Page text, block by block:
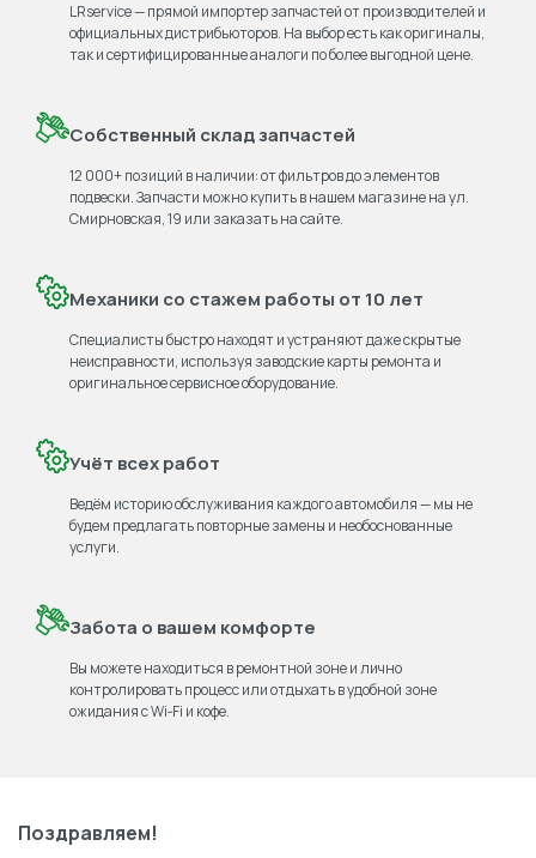
LRservice — прямой импортер запчастей от производителей и
официальных дистрибьюторов. На выбор есть как оригиналы,
так и сертифицированные аналоги по более выгодной цене.
Собственный склад запчастей
12 000+ позиций в наличии: от фильтров до элементов
подвески. Запчасти можно купить в нашем магазине на ул.
Смирновская, 19 или заказать на сайте.
Механики со стажем работы от 10 лет
Специалисты быстро находят и устраняют даже скрытые
неисправности, используя заводские карты ремонта и
оригинальное сервисное оборудование.
Учёт всех работ
Ведём историю обслуживания каждого автомобиля — мы не
будем предлагать повторные замены и необоснованные
услуги.
Забота о вашем комфорте
Вы можете находиться в ремонтной зоне и лично
контролировать процесс или отдыхать в удобной зоне
ожидания с Wi‑Fi и кофе.
Поздравляем!